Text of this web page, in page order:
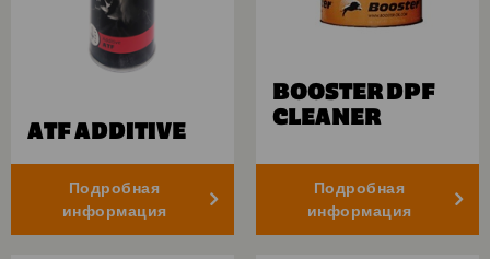
ATF ADDITIVE
Подробная
информация
BOOSTER DPF
CLEANER
Подробная
информация